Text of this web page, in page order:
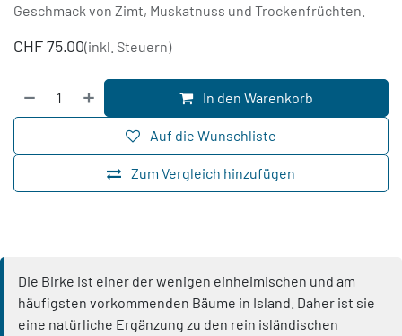
Geschmack von Zimt, Muskatnuss und Trockenfrüchten.
CHF75.00(inkl. Steuern)
In den Warenkorb
Zum Vergleich hinzufügen
Auf die Wunschliste
Die Birke ist einer der wenigen einheimischen und am
häufigsten vorkommenden Bäume in Island. Daher ist sie
eine natürliche Ergänzung zu den rein isländischen